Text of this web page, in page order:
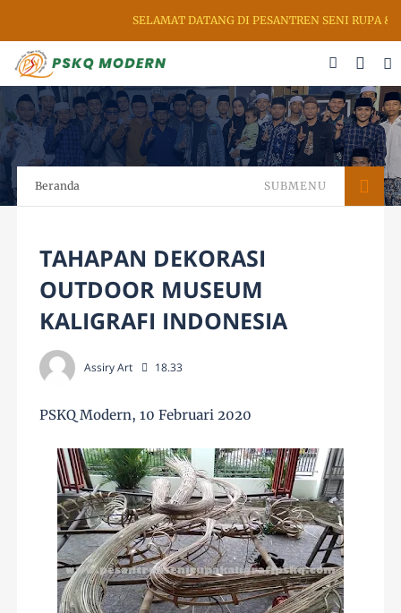
SELAMAT DATANG DI PESANTREN SENI RUPA &
Beranda SUBMENU
TAHAPAN DEKORASI
OUTDOOR MUSEUM
KALIGRAFI INDONESIA
Assiry Art 18.33
PSKQ Modern, 10 Februari 2020